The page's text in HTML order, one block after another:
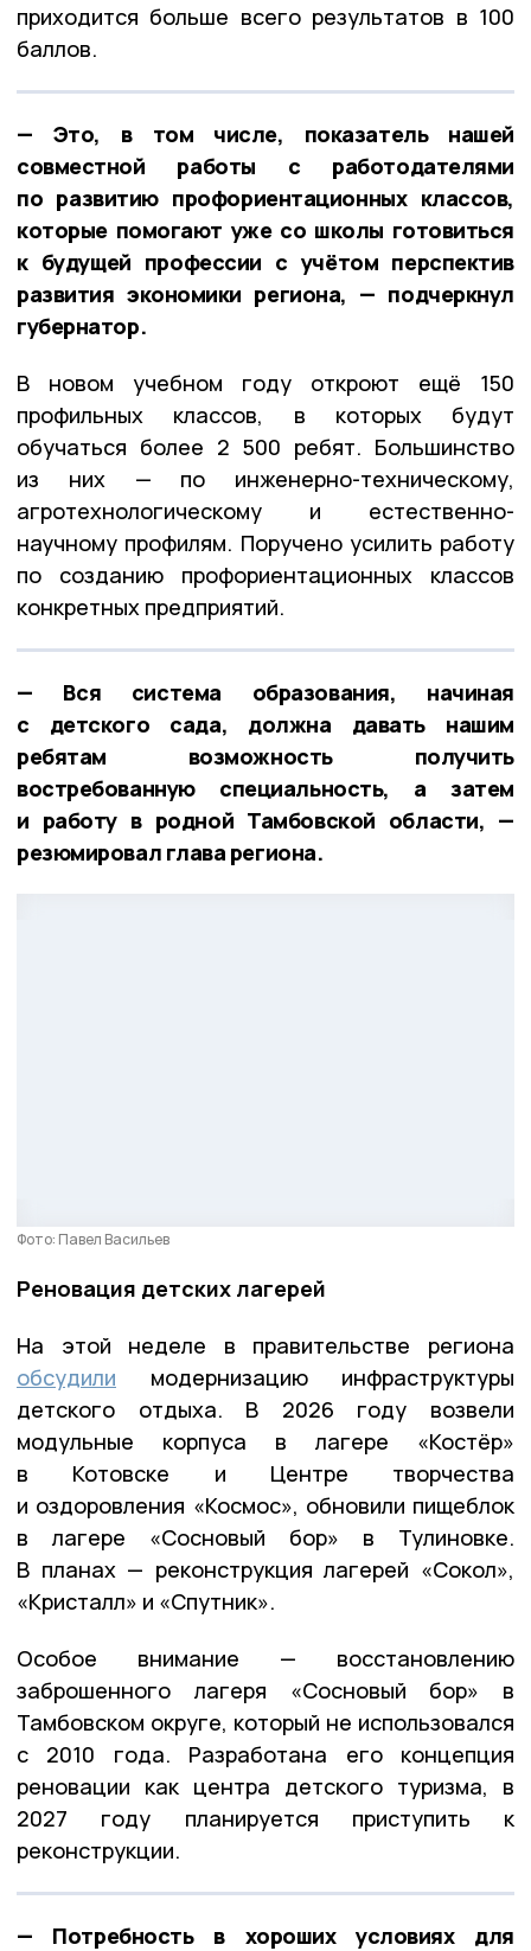
приходится больше всего результатов в 100
баллов.
— Это, в том числе, показатель нашей
совместной работы с работодателями
по развитию профориентационных классов,
которые помогают уже со школы готовиться
к будущей профессии с учётом перспектив
развития экономики региона, — подчеркнул
губернатор.
В новом учебном году откроют ещё 150
профильных классов, в которых будут
обучаться более 2 500 ребят. Большинство
из них — по инженерно-техническому,
агротехнологическому и естественно-
научному профилям. Поручено усилить работу
по созданию профориентационных классов
конкретных предприятий.
— Вся система образования, начиная
с детского сада, должна давать нашим
ребятам возможность получить
востребованную специальность, а затем
и работу в родной Тамбовской области, —
резюмировал глава региона.
Фото: Павел Васильев
Реновация детских лагерей
На этой неделе в правительстве региона
обсудили модернизацию инфраструктуры
детского отдыха. В 2026 году возвели
модульные корпуса в лагере «Костёр»
в Котовске и Центре творчества
и оздоровления «Космос», обновили пищеблок
в лагере «Сосновый бор» в Тулиновке.
В планах — реконструкция лагерей «Сокол»,
«Кристалл» и «Спутник».
Особое внимание — восстановлению
заброшенного лагеря «Сосновый бор» в
Тамбовском округе, который не использовался
с 2010 года. Разработана его концепция
реновации как центра детского туризма, в
2027 году планируется приступить к
реконструкции.
— Потребность в хороших условиях для